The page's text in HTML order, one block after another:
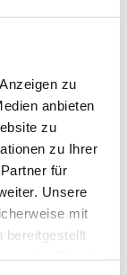
zu
anbieten
zu
zu Ihrer
für
Unsere
mit
bereitgestellt
Tage netto.
geht aus
Kreditkarte oder
zum genannten